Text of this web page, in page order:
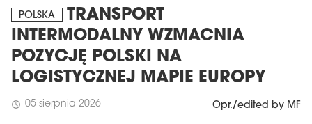
POLSKA
TRANSPORT
INTERMODALNY WZMACNIA
POZYCJĘ POLSKI NA
LOGISTYCZNEJ MAPIE EUROPY
schedule 05 sierpnia 2026 Opr./edited by MF